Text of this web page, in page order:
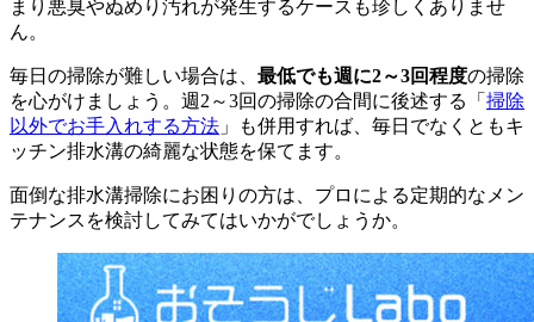
まり悪臭やぬめり汚れが発生するケースも珍しくありませ
ん。
毎日の掃除が難しい場合は、 最低でも週に2～3回程度の掃除
を心がけましょう。週2～3回の掃除の合間に後述する「 掃除
以外でお手入れする方法 」も併用すれば、毎日でなくともキ
ッチン排水溝の綺麗な状態を保てます。
面倒な排水溝掃除にお困りの方は、プロによる定期的なメン
テナンスを検討してみてはいかがでしょうか。